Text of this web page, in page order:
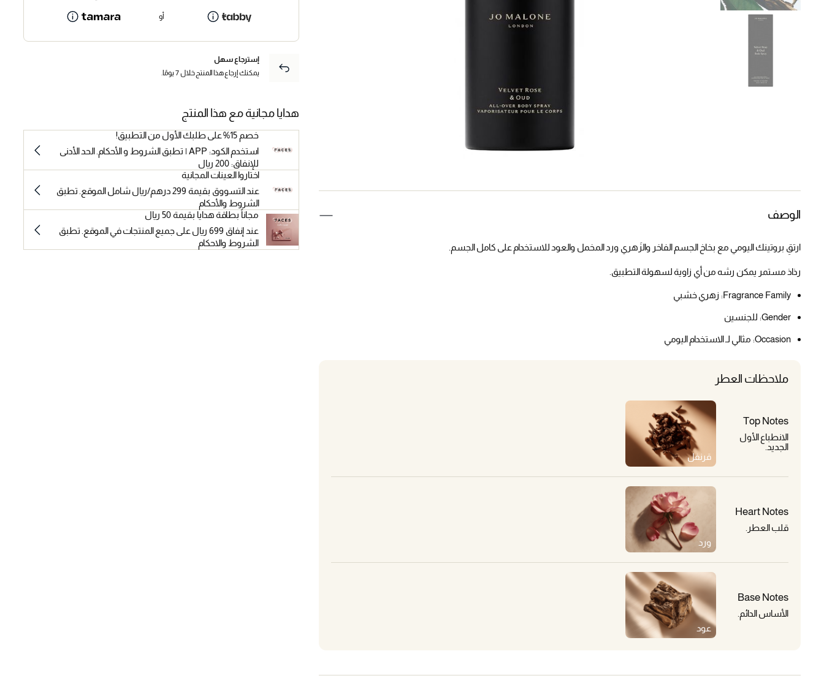
الوصف
ارتقِ بروتينك اليومي مع بخاخ الجسم الفاخر والزَهري ورد المخمل والعود للاستخدام على كامل الجسم.
رذاذ مستمر يمكن رشه من أي زاوية لسهولة التطبيق.
ملاحظات العطر
Top Notes
الانطباع الأول
الجديد.
قرنفل
Heart Notes
قلب العطر.
ورد
Base Notes
الأساس الدائم.
عود
Fragrance Family: زهري خشبي
Gender: للجنسين
Occasion: مثالي لـ الاستخدام اليومي
أو
إسترجاع سهل
يمكنك إرجاع هذا المنتج خلال 7 يومًا.
هدايا مجانية مع هذا المنتج
خصم 15% على طلبك الأول من التطبيق!
استخدم الكود: APP | تطبق الشروط و الأحكام. الحد الأدنى
للإنفاق: 200 ريال
اختاروا العينات المجانية
عند التسووق بقيمة 299 درهم/ريال شامل الموقع. تطبق
الشروط والأحكام
مجاناً بطاقة هدايا بقيمة 50 ريال
عند إنفاق 699 ريال على جميع المنتجات في الموقع. تطبق
الشروط والاحكام